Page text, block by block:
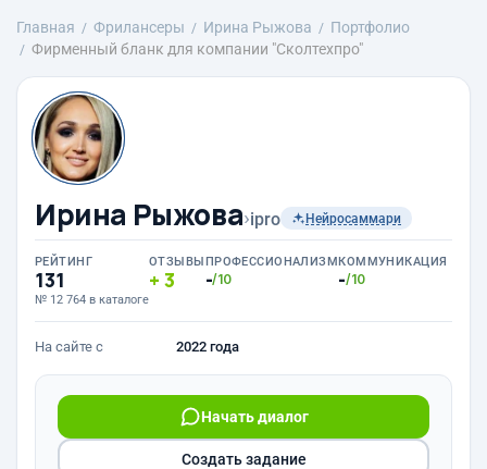
Главная Фрилансеры Ирина Рыжова
Портфолио
Фирменный бланк для компании "Сколтехпро"
Ирина Рыжова›ipro Нейросаммари
РЕЙТИНГ
131
№ 12 764 в каталоге
ОТЗЫВЫ
3
ПРОФЕССИОНАЛИЗМ
-/10
КОММУНИКАЦИЯ
-/10
На сайте с 2022 года
Начать диалог
Создать задание